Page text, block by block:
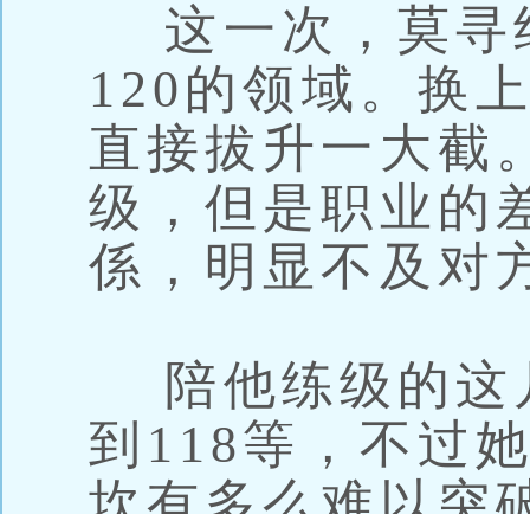
这一次，莫寻
120的领域。换
直接拔升一大截
级，但是职业的
係，明显不及对
陪他练级的这
到118等，不过